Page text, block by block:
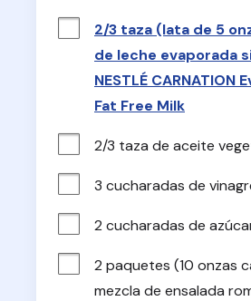
2/3 taza (lata de 5
de leche evaporada
NESTLÉ CARNATION
Fat Free Milk
2/3 taza de aceite
3 cucharadas de
2 cucharadas de
2 paquetes (10 onzas
mezcla de ensalada